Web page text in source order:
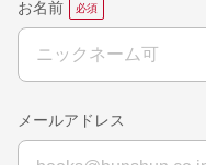
お名前
メールアドレス